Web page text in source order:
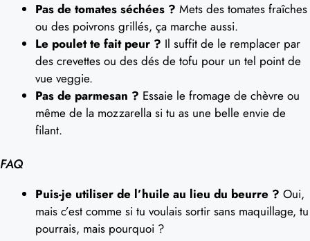
Pas de tomates séchées ? Mets des tomates fraîches
ou des poivrons grillés, ça marche aussi.
Le poulet te fait peur ? Il suffit de le remplacer par
des crevettes ou des dés de tofu pour un tel point de
vue veggie.
Pas de parmesan ? Essaie le fromage de chèvre ou
même de la mozzarella si tu as une belle envie de
filant.
FAQ
Puis-je utiliser de l’huile au lieu du beurre ? Oui,
mais c’est comme si tu voulais sortir sans maquillage, tu
pourrais, mais pourquoi ?